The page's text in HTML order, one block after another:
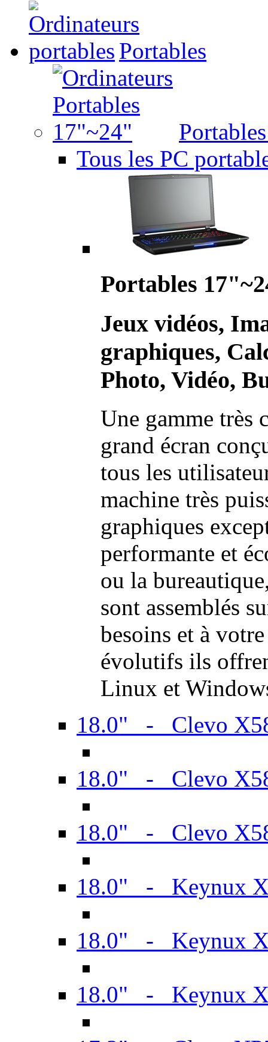
Portables
Tous les PC
Portables
Jeux vidéos,
graphiques,
Photo, Vidéo,
Une gamme très
grand écran
tous les
machine très
graphiques
performante et
ou la
sont assemblés
besoins et à
évolutifs ils
Linux et
18.0" - Clevo
18.0" - Clevo
18.0" - Clevo
18.0" - Keynux
18.0" - Keynux
18.0" - Keynux